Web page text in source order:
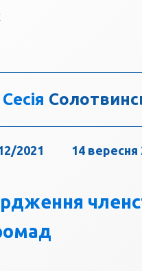
2021 14 вересня